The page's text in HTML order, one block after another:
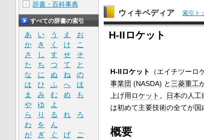
ウィキペディア 索引ト
H-IIロケット
H-IIロケット （エイチツーロ
事業団 (NASDA) と 三菱重工
上げ用 ロケット 。 日本の人工
は初めて主要技術の全てが国
概要
＋ 辞書・百科事典
すべての辞書の索引
あ い う え
お
か
き く け
こ
さ
し す せ
そ
た
ち つ て
と
な
に ぬ ね
の
は
ひ ふ へ
ほ
ま
み む め
も
や
ゆ
よ
ら
り る れ
ろ
わ
を
ん
が
ぎ ぐ げ
ご